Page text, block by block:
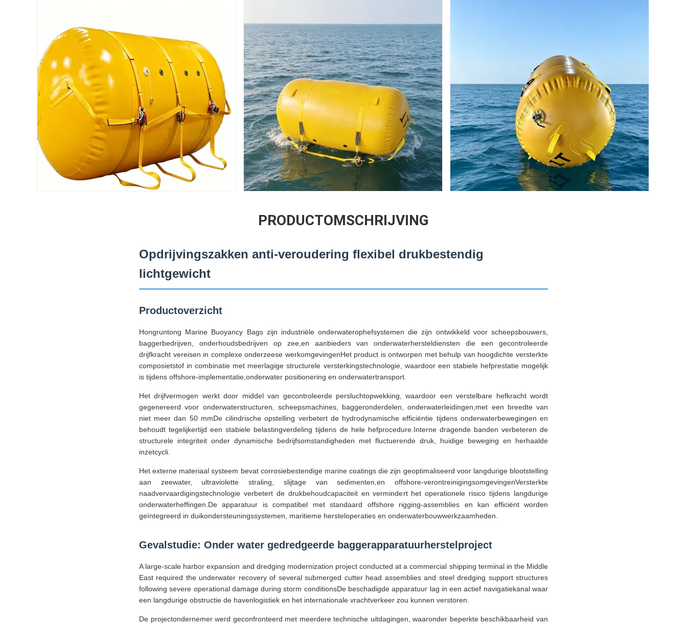
PRODUCTOMSCHRIJVING
Opdrijvingszakken anti-veroudering flexibel drukbestendig
lichtgewicht
Productoverzicht
Hongruntong Marine Buoyancy Bags zijn industriële onderwaterophefsystemen die zijn ontwikkeld voor scheepsbouwers,
baggerbedrijven, onderhoudsbedrijven op zee,en aanbieders van onderwaterhersteldiensten die een gecontroleerde
drijfkracht vereisen in complexe onderzeese werkomgevingenHet product is ontworpen met behulp van hoogdichte versterkte
composietstof in combinatie met meerlagige structurele versterkingstechnologie, waardoor een stabiele hefprestatie mogelijk
is tijdens offshore-implementatie,onderwater positionering en onderwatertransport.
Het drijfvermogen werkt door middel van gecontroleerde persluchtopwekking, waardoor een verstelbare hefkracht wordt
gegenereerd voor onderwaterstructuren, scheepsmachines, baggeronderdelen, onderwaterleidingen,met een breedte van
niet meer dan 50 mmDe cilindrische opstelling verbetert de hydrodynamische efficiëntie tijdens onderwaterbewegingen en
behoudt tegelijkertijd een stabiele belastingverdeling tijdens de hele hefprocedure.Interne dragende banden verbeteren de
structurele integriteit onder dynamische bedrijfsomstandigheden met fluctuerende druk, huidige beweging en herhaalde
inzetcycli.
Het externe materiaal systeem bevat corrosiebestendige marine coatings die zijn geoptimaliseerd voor langdurige blootstelling
aan zeewater, ultraviolette straling, slijtage van sedimenten,en offshore-verontreinigingsomgevingenVersterkte
naadvervaardigingstechnologie verbetert de drukbehoudcapaciteit en vermindert het operationele risico tijdens langdurige
onderwaterheffingen.De apparatuur is compatibel met standaard offshore rigging-assemblies en kan efficiënt worden
geïntegreerd in duikondersteuningssystemen, maritieme hersteloperaties en onderwaterbouwwerkzaamheden.
Gevalstudie: Onder water gedredgeerde baggerapparatuurherstelproject
A large-scale harbor expansion and dredging modernization project conducted at a commercial shipping terminal in the Middle
East required the underwater recovery of several submerged cutter head assemblies and steel dredging support structures
following severe operational damage during storm conditionsDe beschadigde apparatuur lag in een actief navigatiekanal waar
een langdurige obstructie de havenlogistiek en het internationale vrachtverkeer zou kunnen verstoren.
De projectondernemer werd geconfronteerd met meerdere technische uitdagingen, waaronder beperkte beschikbaarheid van